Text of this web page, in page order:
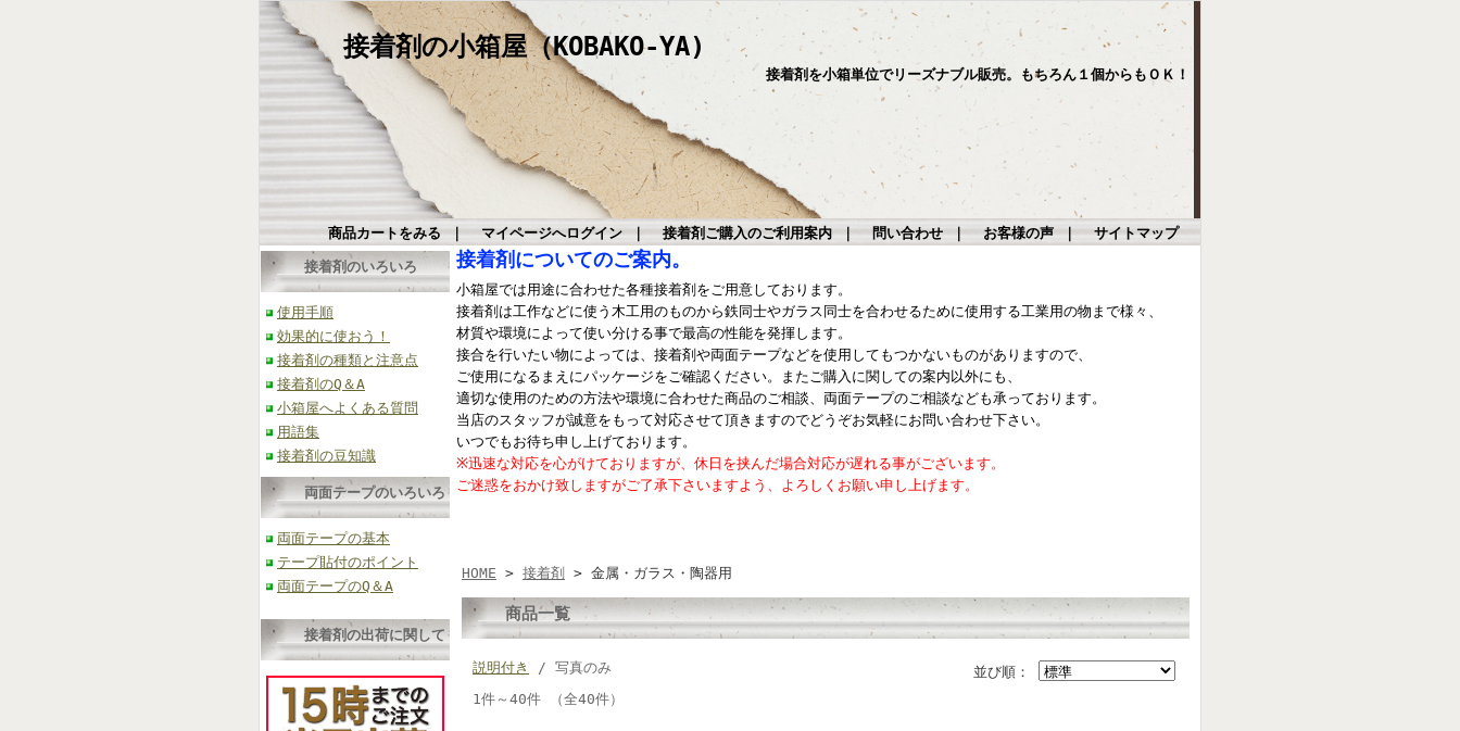
接着剤の小箱屋（KOBAKO-YA)
接着剤を小箱単位でリーズナブル販売。もちろん１個からもＯＫ！
商品カートをみる｜ マイページへログイン｜ 接着剤ご購入のご利用案内｜ 問い合わせ｜ お客様の声｜ サイトマップ
接着剤のいろいろ
使用手順
効果的に使おう！
接着剤の種類と注意点
接着剤のQ＆A
小箱屋へよくある質問
用語集
接着剤の豆知識
両面テープのいろいろ
両面テープの基本
テープ貼付のポイント
両面テープのQ＆A
接着剤の出荷に関して
接着剤についてのご案内。
小箱屋では用途に合わせた各種接着剤をご用意しております。
接着剤は工作などに使う木工用のものから鉄同士やガラス同士を合わせるために使用する工業用の物まで様々、
材質や環境によって使い分ける事で最高の性能を発揮します。
接合を行いたい物によっては、接着剤や両面テープなどを使用してもつかないものがありますので、
ご使用になるまえにパッケージをご確認ください。またご購入に関しての案内以外にも、
適切な使用のための方法や環境に合わせた商品のご相談、両面テープのご相談なども承っております。
当店のスタッフが誠意をもって対応させて頂きますのでどうぞお気軽にお問い合わせ下さい。
いつでもお待ち申し上げております。
※迅速な対応を心がけておりますが、休日を挟んだ場合対応が遅れる事がございます。
ご迷惑をおかけ致しますがご了承下さいますよう、よろしくお願い申し上げます。
HOME > 接着剤 > 金属・ガラス・陶器用
商品一覧
並び順：
説明付き
/ 写真のみ
1件～40件 （全40件）